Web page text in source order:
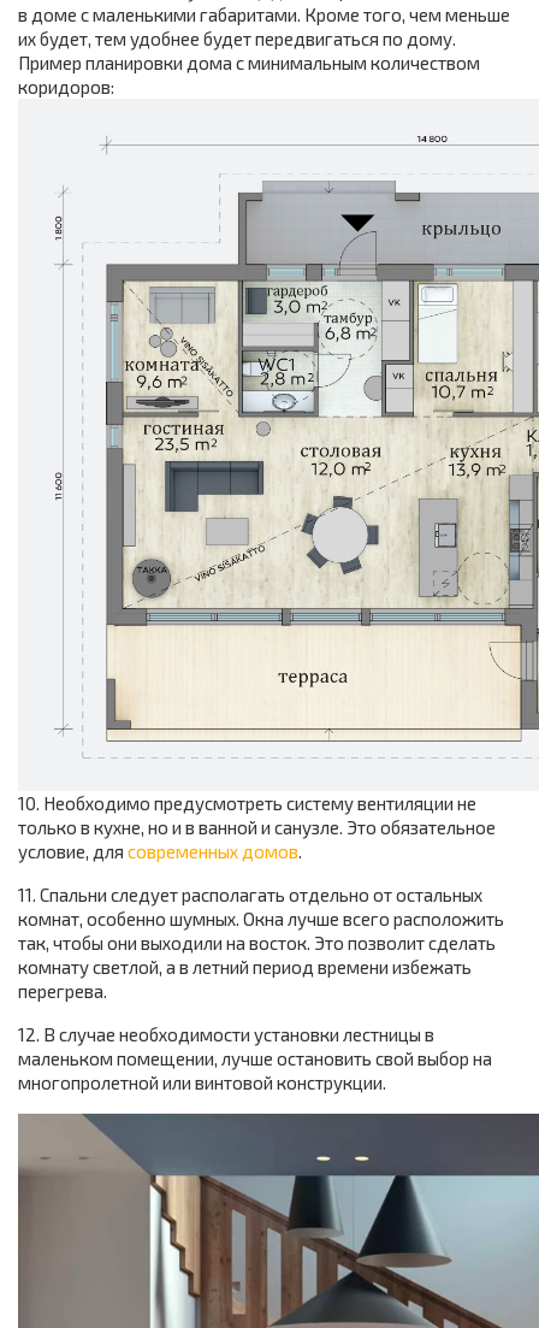
в доме с маленькими габаритами. Кроме того, чем меньше
их будет, тем удобнее будет передвигаться по дому.
Пример планировки дома с минимальным количеством
коридоров:
10. Необходимо предусмотреть систему вентиляции не
только в кухне, но и в ванной и санузле. Это обязательное
условие, для современных домов
11. Спальни следует располагать отдельно от остальных
комнат, особенно шумных. Окна лучше всего расположить
так, чтобы они выходили на восток. Это позволит сделать
комнату светлой, а в летний период времени избежать
перегрева.
12. В случае необходимости установки лестницы в
маленьком помещении, лучше остановить свой выбор на
многопролетной или винтовой конструкции.